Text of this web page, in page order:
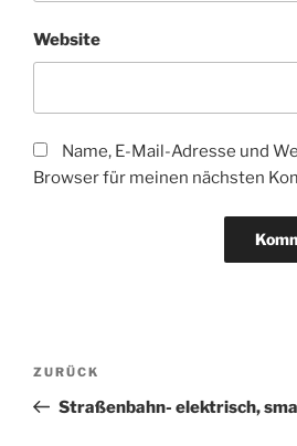
Website
Name, E-Mail-Adresse und
Browser für meinen nächsten
Beitragsnavigation
Vorheriger
Beitrag
ZURÜCK
Straßenbahn- elektrisch,